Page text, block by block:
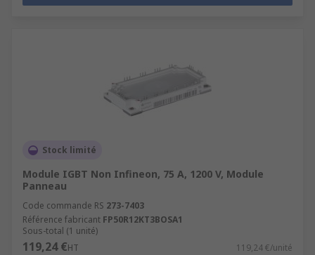
Stock limité
Module IGBT Non Infineon, 75 A, 1200 V, Module
Panneau
Code commande RS 273-7403
Référence fabricant FP50R12KT3BOSA1
Sous-total (1 unité)
119,24 €HT 119,24 €/unité